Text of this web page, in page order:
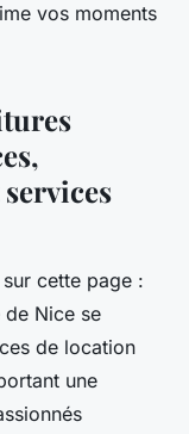
vos moments
cette page :
Nice se
de location
une